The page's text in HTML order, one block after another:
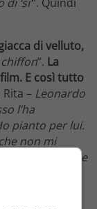
di velluto,
“. La
E così tutto
– Leonardo
l’ha
pianto per lui.
non mi
detto che se
lo